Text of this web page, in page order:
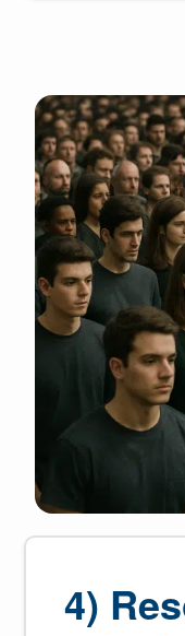
4)